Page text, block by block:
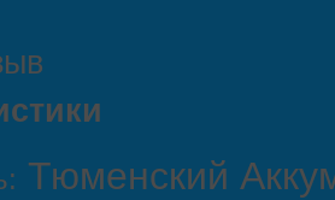
Тюменский